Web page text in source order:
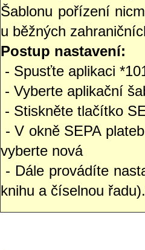
Šablonu pořízení
u běžných
Postup nastavení:
- Spusťte aplikaci
- Vyberte aplikační
- Stiskněte tlačítko
- V okně SEPA
vyberte nová
- Dále provádíte
knihu a číselnou řadu).